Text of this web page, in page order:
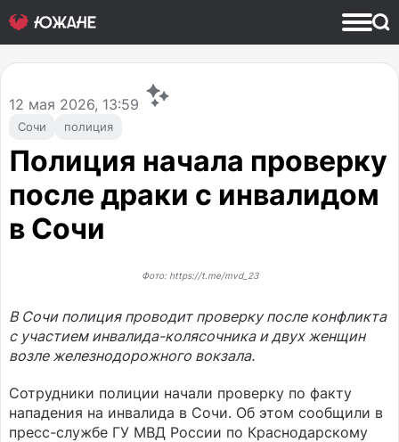
Сочи полиция
12 мая 2026, 13:59
Полиция начала проверку
после драки с инвалидом
в Сочи
Фото: https://t.me/mvd_23
В Сочи полиция проводит проверку после конфликта
с участием инвалида-колясочника и двух женщин
возле железнодорожного вокзала.
Сотрудники полиции начали проверку по факту
нападения на инвалида в Сочи. Об этом сообщили в
пресс-службе ГУ МВД России по Краснодарскому